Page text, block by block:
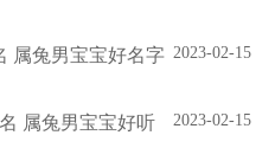
2023-02-15
属兔男宝宝好名字
2023-02-15
属兔男宝宝好听